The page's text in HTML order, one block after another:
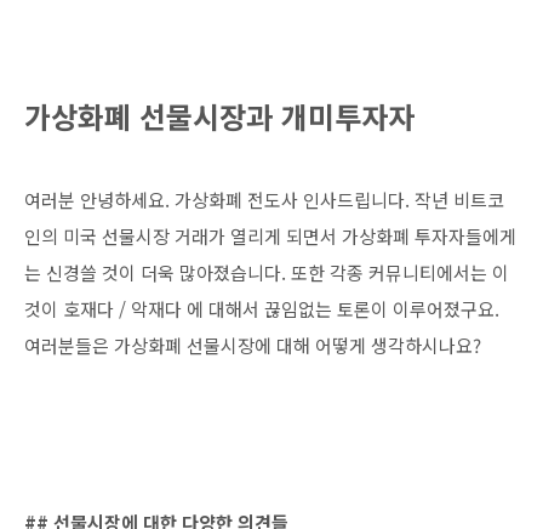
가상화폐 선물시장과 개미투자자
여러분 안녕하세요. 가상화폐 전도사 인사드립니다. 작년 비트코
인의 미국 선물시장 거래가 열리게 되면서 가상화폐 투자자들에게
는 신경쓸 것이 더욱 많아졌습니다. 또한 각종 커뮤니티에서는 이
것이 호재다 / 악재다 에 대해서 끊임없는 토론이 이루어졌구요.
여러분들은 가상화폐 선물시장에 대해 어떻게 생각하시나요?
## 선물시장에 대한 다양한 의견들